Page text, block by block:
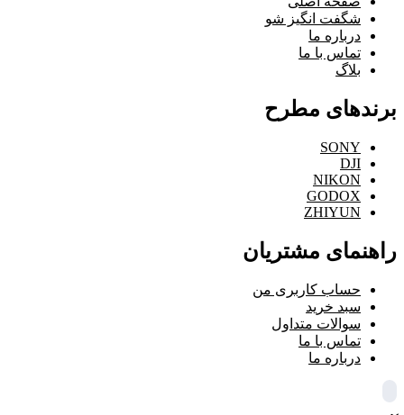
شگفت انگیز شو
درباره ما
تماس با ما
بلاگ
برندهای مطرح
SONY
DJI
NIKON
GODOX
ZHIYUN
راهنمای مشتریان
حساب کاربری من
سبد خرید
سوالات متداول
تماس با ما
درباره ما